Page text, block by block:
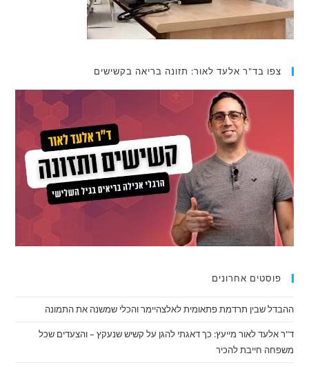
צפו בד"ר אלעד לאור: תזונה בריאה בקשישים
פוסטים אחרונים
ההבדל שבין תרדמת פתאומית לאלצהיימר והכלי שמשנה את התמונה
ד"ר אלעד לאור מייעץ: כך דאגתי להגן על קשיש שנעקץ – והצעדים שכל
משפחה חייבת להכיר